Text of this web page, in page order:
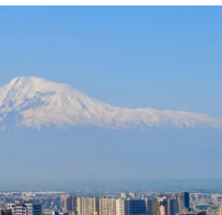
型人力资源与薪资解决方案
结算速度